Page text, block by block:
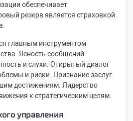
обеспечивает
резерв является страховкой
главным инструментом
Ясность сообщений
и слухи. Открытый диалог
и риски. Признание заслуг
достижениям. Лидерство
к стратегическим целям.
управления